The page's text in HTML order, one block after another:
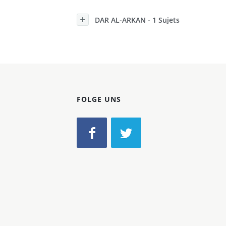
DAR AL-ARKAN - 1 Sujets
FOLGE UNS